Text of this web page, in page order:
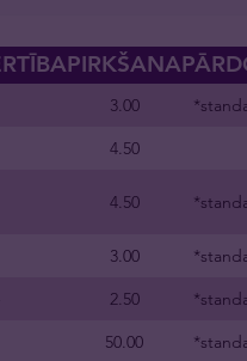
PIRKŠANA
3.00
4.50
4.50
3.00
2.50
50.00